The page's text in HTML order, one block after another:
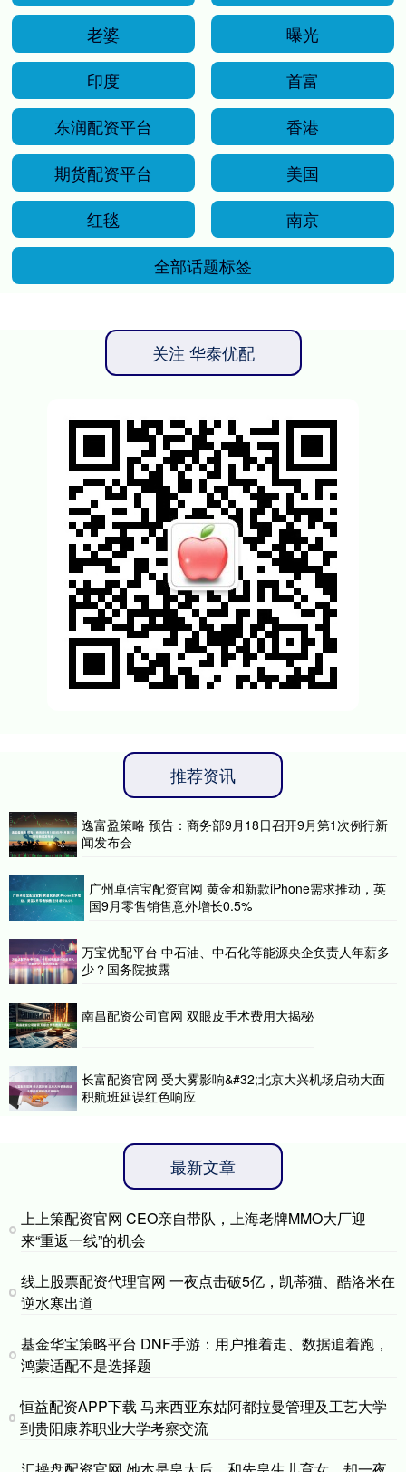
老婆
曝光
印度
首富
东润配资平台
香港
期货配资平台
美国
红毯
南京
全部话题标签
关注 华泰优配
推荐资讯
逸富盈策略 预告：商务部9月18日召开9月第1次例行新
闻发布会
广州卓信宝配资官网 黄金和新款iPhone需求推动，英
国9月零售销售意外增长0.5%
万宝优配平台 中石油、中石化等能源央企负责人年薪多
少？国务院披露
南昌配资公司官网 双眼皮手术费用大揭秘
长富配资官网 受大雾影响&#32;北京大兴机场启动大面
积航班延误红色响应
最新文章
上上策配资官网 CEO亲自带队，上海老牌MMO大厂迎
来“重返一线”的机会
线上股票配资代理官网 一夜点击破5亿，凯蒂猫、酷洛米在
逆水寒出道
基金华宝策略平台 DNF手游：用户推着走、数据追着跑，
鸿蒙适配不是选择题
恒益配资APP下载 马来西亚东姑阿都拉曼管理及工艺大学
到贵阳康养职业大学考察交流